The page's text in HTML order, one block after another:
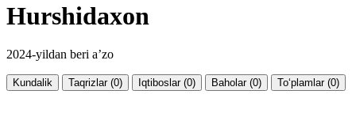
Hurshidaxon
2024-yildan beri a’zo
Kundalik Taqrizlar (0) Iqtiboslar (0) Baholar (0) To‘plamlar (0)